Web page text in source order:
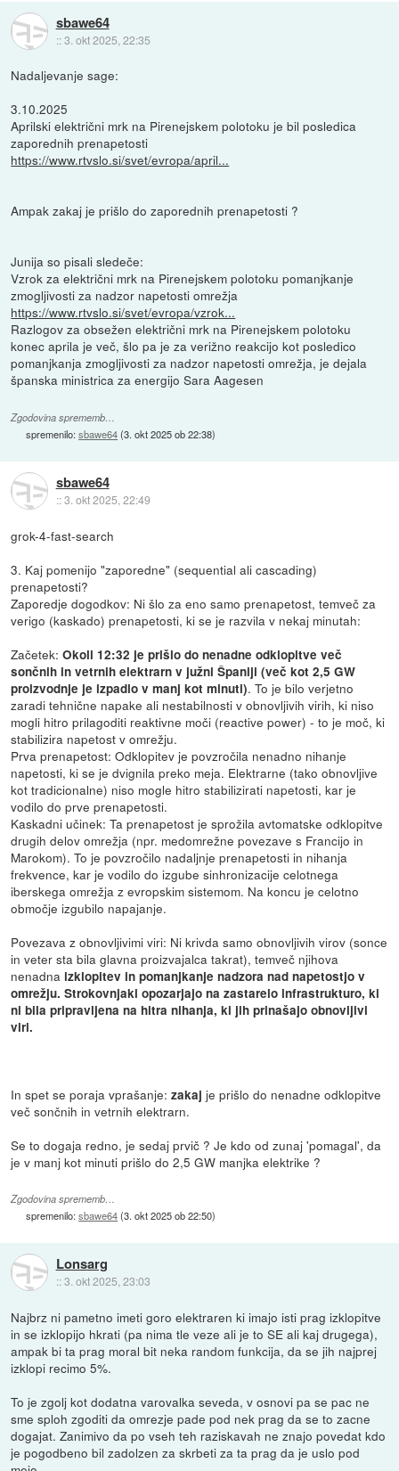
sbawe64
::3. okt 2025, 22:35
Nadaljevanje sage:
3.10.2025
Aprilski električni mrk na Pirenejskem polotoku je bil posledica
zaporednih prenapetosti
https://www.rtvslo.si/svet/evropa/april...
Ampak zakaj je prišlo do zaporednih prenapetosti ?
Junija so pisali sledeče:
Vzrok za električni mrk na Pirenejskem polotoku pomanjkanje
zmogljivosti za nadzor napetosti omrežja
https://www.rtvslo.si/svet/evropa/vzrok...
Razlogov za obsežen električni mrk na Pirenejskem polotoku
konec aprila je več, šlo pa je za verižno reakcijo kot posledico
pomanjkanja zmogljivosti za nadzor napetosti omrežja, je dejala
španska ministrica za energijo Sara Aagesen
Zgodovina sprememb…
spremenilo:sbawe64(3. okt 2025 ob 22:38)
sbawe64
::3. okt 2025, 22:49
grok-4-fast-search
3. Kaj pomenijo "zaporedne" (sequential ali cascading)
prenapetosti?
Zaporedje dogodkov: Ni šlo za eno samo prenapetost, temveč za
verigo (kaskado) prenapetosti, ki se je razvila v nekaj minutah:
Začetek:Okoli 12:32 je prišlo do nenadne odklopitve več
sončnih in vetrnih elektrarn v južni Španiji (več kot 2,5 GW
proizvodnje je izpadlo v manj kot minuti). To je bilo verjetno
zaradi tehnične napake ali nestabilnosti v obnovljivih virih, ki niso
mogli hitro prilagoditi reaktivne moči (reactive power) - to je moč, ki
stabilizira napetost v omrežju.
Prva prenapetost: Odklopitev je povzročila nenadno nihanje
napetosti, ki se je dvignila preko meja. Elektrarne (tako obnovljive
kot tradicionalne) niso mogle hitro stabilizirati napetosti, kar je
vodilo do prve prenapetosti.
Kaskadni učinek: Ta prenapetost je sprožila avtomatske odklopitve
drugih delov omrežja (npr. medomrežne povezave s Francijo in
Marokom). To je povzročilo nadaljnje prenapetosti in nihanja
frekvence, kar je vodilo do izgube sinhronizacije celotnega
iberskega omrežja z evropskim sistemom. Na koncu je celotno
območje izgubilo napajanje.
Povezava z obnovljivimi viri: Ni krivda samo obnovljivih virov (sonce
in veter sta bila glavna proizvajalca takrat), temveč njihova
nenadna izklopitev in pomanjkanje nadzora nad napetostjo v
omrežju. Strokovnjaki opozarjajo na zastarelo infrastrukturo, ki
ni bila pripravljena na hitra nihanja, ki jih prinašajo obnovljivi
viri.
In spet se poraja vprašanje:zakaj je prišlo do nenadne odklopitve
več sončnih in vetrnih elektrarn.
Se to dogaja redno, je sedaj prvič ? Je kdo od zunaj 'pomagal', da
je v manj kot minuti prišlo do 2,5 GW manjka elektrike ?
Zgodovina sprememb…
spremenilo:sbawe64(3. okt 2025 ob 22:50)
Lonsarg
::3. okt 2025, 23:03
Najbrz ni pametno imeti goro elektraren ki imajo isti prag izklopitve
in se izklopijo hkrati (pa nima tle veze ali je to SE ali kaj drugega),
ampak bi ta prag moral bit neka random funkcija, da se jih najprej
izklopi recimo 5%.
To je zgolj kot dodatna varovalka seveda, v osnovi pa se pac ne
sme sploh zgoditi da omrezje pade pod nek prag da se to zacne
dogajat. Zanimivo da po vseh teh raziskavah ne znajo povedat kdo
je pogodbeno bil zadolzen za skrbeti za ta prag da je uslo pod